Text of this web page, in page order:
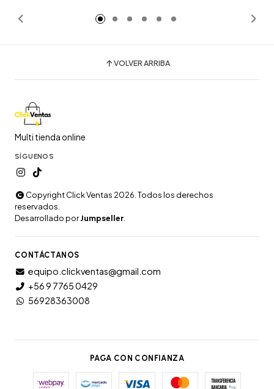
VOLVER ARRIBA
Multi tienda online
SÍGUENOS
Copyright Click Ventas 2026. Todos los derechos
reservados.
Desarrollado porJumpseller
CONTÁCTANOS
equipo.clickventas@gmail.com
+56 9 7765 0429
56928363008
PAGA CON CONFIANZA